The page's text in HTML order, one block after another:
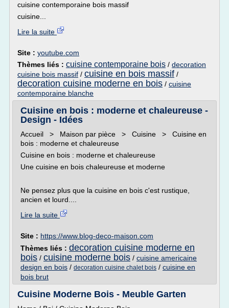
cuisine contemporaine bois massif
cuisine...
Lire la suite
Site : youtube.com
Thèmes liés : cuisine contemporaine bois / decoration
cuisine bois massif / cuisine en bois massif /
decoration cuisine moderne en bois / cuisine
contemporaine blanche
Cuisine en bois : moderne et chaleureuse -
Design - Idées
Accueil > Maison par pièce > Cuisine > Cuisine en
bois : moderne et chaleureuse
Cuisine en bois : moderne et chaleureuse
Une cuisine en bois chaleureuse et moderne
Ne pensez plus que la cuisine en bois c'est rustique,
ancien et lourd....
Lire la suite
Site : https://www.blog-deco-maison.com
Thèmes liés : decoration cuisine moderne en
bois / cuisine moderne bois / cuisine americaine
design en bois / decoration cuisine chalet bois / cuisine en
bois brut
Cuisine Moderne Bois - Meuble Garten